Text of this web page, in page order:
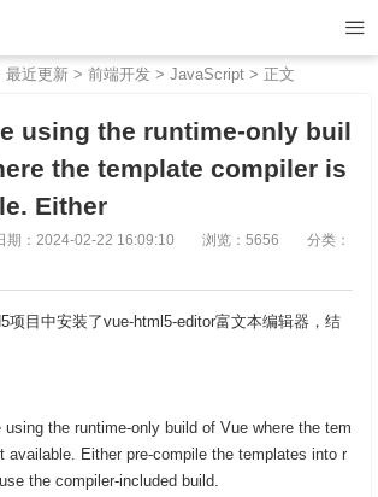
最近更新 > 前端开发 > JavaScript > 正文
using the runtime-only buil
the template compiler is
Either
期：2024-02-22 16:09:10 浏览：5656
分类：
项目中安装了vue-html5-editor富文本编辑器，结
using the runtime-only build of Vue where the tem
available. Either pre-compile the templates into r
the compiler-included build.